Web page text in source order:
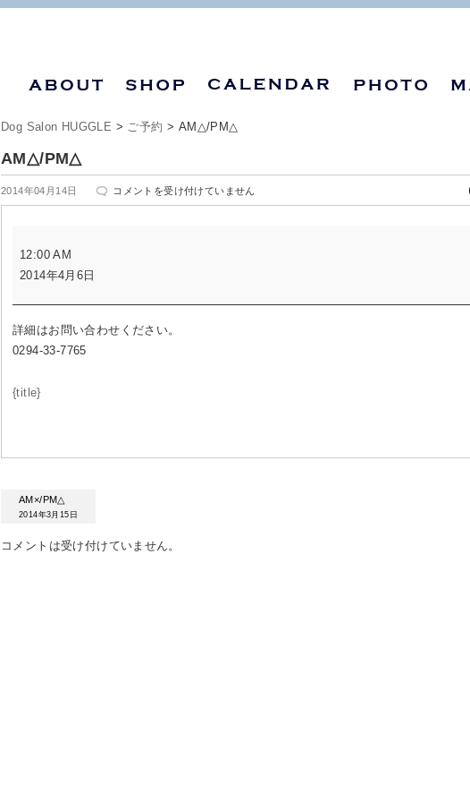
Dog Salon HUGGLE > ご予約 > AM△/PM△
AM△/PM△
2014年04月14日
AM△/PM△
は
コメントを受け付けていません
12:00 AM
2014年4月6日
詳細はお問い合わせください。
0294-33-7765
{title}
AM×/PM△
2014年3月15日
コメントは受け付けていません。